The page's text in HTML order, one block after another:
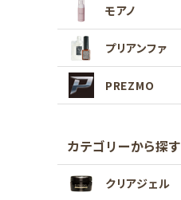
モアノ
プリアンファ
PREZMO
カテゴリーから探す
クリアジェル